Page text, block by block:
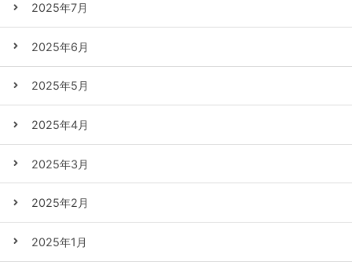
2025年7月
2025年6月
2025年5月
2025年4月
2025年3月
2025年2月
2025年1月